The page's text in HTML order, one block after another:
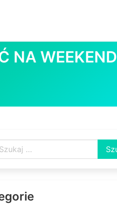
NA WEEKEND